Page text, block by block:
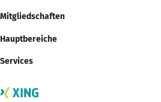
Mitgliedschaften
Hauptbereiche
Services